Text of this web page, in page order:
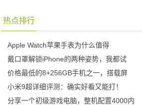
热点排行
Apple Watch苹果手表为什么值得
戴口罩解锁iPhone的两种姿势，我都试
价格最低的8+256GB手机之一，搭载屏
小米9超详细评测：确实好看又能打！
分享一个初级游戏电脑，整机配置4000内